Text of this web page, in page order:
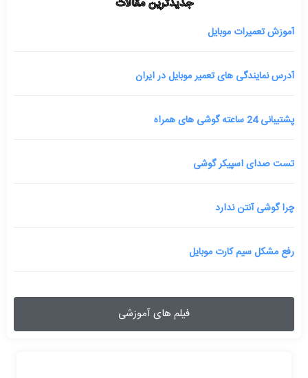
جدیدترین مقالات
آموزش تعمیرات موبایل
آدرس نمایندگی های تعمیر موبایل در ایران
پشتیبانی 24 ساعته گوشی های همراه
تست صدای اسپیکر گوشی
چرا گوشی آنتن ندارد
رفع مشکل سیم کارت موبایل
فیلم های آموزشی